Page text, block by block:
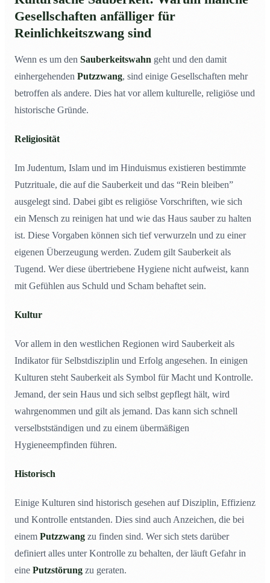
Gesellschaften anfälliger für
Reinlichkeitszwang sind
Wenn es um den Sauberkeitswahn geht und den damit
einhergehenden Putzzwang, sind einige Gesellschaften mehr
betroffen als andere. Dies hat vor allem kulturelle, religiöse und
historische Gründe.
Religiosität
Im Judentum, Islam und im Hinduismus existieren bestimmte
Putzrituale, die auf die Sauberkeit und das “Rein bleiben”
ausgelegt sind. Dabei gibt es religiöse Vorschriften, wie sich
ein Mensch zu reinigen hat und wie das Haus sauber zu halten
ist. Diese Vorgaben können sich tief verwurzeln und zu einer
eigenen Überzeugung werden. Zudem gilt Sauberkeit als
Tugend. Wer diese übertriebene Hygiene nicht aufweist, kann
mit Gefühlen aus Schuld und Scham behaftet sein.
Kultur
Vor allem in den westlichen Regionen wird Sauberkeit als
Indikator für Selbstdisziplin und Erfolg angesehen. In einigen
Kulturen steht Sauberkeit als Symbol für Macht und Kontrolle.
Jemand, der sein Haus und sich selbst gepflegt hält, wird
wahrgenommen und gilt als jemand. Das kann sich schnell
verselbstständigen und zu einem übermäßigen
Hygieneempfinden führen.
Historisch
Einige Kulturen sind historisch gesehen auf Disziplin, Effizienz
und Kontrolle entstanden. Dies sind auch Anzeichen, die bei
einem Putzzwang zu finden sind. Wer sich stets darüber
definiert alles unter Kontrolle zu behalten, der läuft Gefahr in
eine Putzstörung zu geraten.